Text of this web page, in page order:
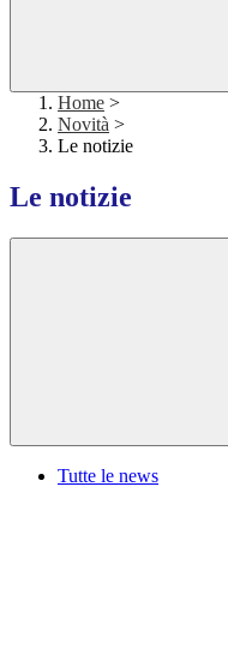
Home >
Novità >
Le notizie
Le notizie
Tutte le news